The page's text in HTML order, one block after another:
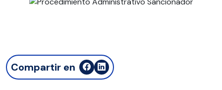
Compartir en